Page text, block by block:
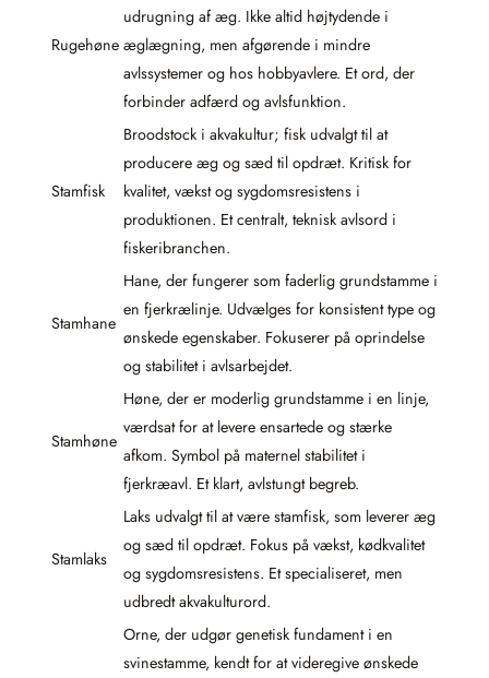
Rugehøne
udrugning af æg. Ikke altid højtydende i
æglægning, men afgørende i mindre
avlssystemer og hos hobbyavlere. Et ord, der
forbinder adfærd og avlsfunktion.
Stamfisk
Broodstock i akvakultur; fisk udvalgt til at
producere æg og sæd til opdræt. Kritisk for
kvalitet, vækst og sygdomsresistens i
produktionen. Et centralt, teknisk avlsord i
fiskeribranchen.
Stamhane
Hane, der fungerer som faderlig grundstamme i
en fjerkrælinje. Udvælges for konsistent type og
ønskede egenskaber. Fokuserer på oprindelse
og stabilitet i avlsarbejdet.
Stamhøne
Høne, der er moderlig grundstamme i en linje,
værdsat for at levere ensartede og stærke
afkom. Symbol på maternel stabilitet i
fjerkræavl. Et klart, avlstungt begreb.
Stamlaks
Laks udvalgt til at være stamfisk, som leverer æg
og sæd til opdræt. Fokus på vækst, kødkvalitet
og sygdomsresistens. Et specialiseret, men
udbredt akvakulturord.
Orne, der udgør genetisk fundament i en
svinestamme, kendt for at videregive ønskede